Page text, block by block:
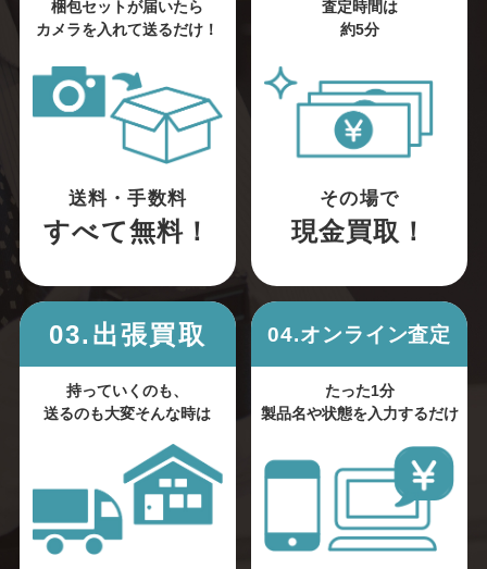
梱包セットが届いたら
カメラを入れて送るだけ！
送料・手数料
すべて無料！
査定時間は
約5分
その場で
現金買取！
03.出張買取
持っていくのも、
送るのも大変そんな時は
04.オンライン査定
たった1分
製品名や状態を入力するだけ